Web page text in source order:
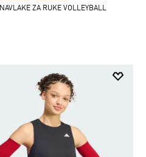
ZA RUKE VOLLEYBALL